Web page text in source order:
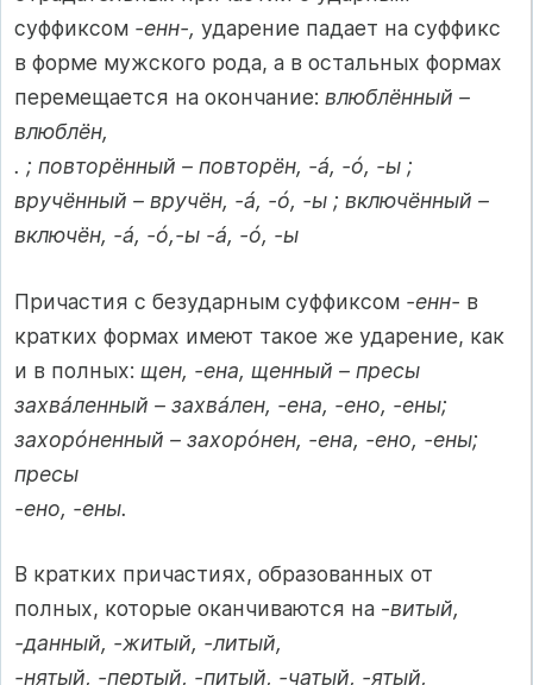
суффиксом -енн-, ударение падает на суффикс
в форме мужского рода, а в остальных формах
перемещается на окончание: влюблённый –
влюблён,
. ; повторённый – повторён, -á, -ó, -ы ;
вручённый – вручён, -á, -ó, -ы ; включённый –
включён, -á, -ó,-ы -á, -ó, -ы
Причастия с безударным суффиксом -енн- в
кратких формах имеют такое же ударение, как
и в полных: щен, -ена, щенный – пресы
захвáленный – захвáлен, -ена, -ено, -ены;
захорóненный – захорóнен, -ена, -ено, -ены;
пресы
-ено, -ены.
В кратких причастиях, образованных от
полных, которые оканчиваются на -витый,
-данный, -житый, -литый,
-нятый, -пертый, -питый, -чатый, -ятый,